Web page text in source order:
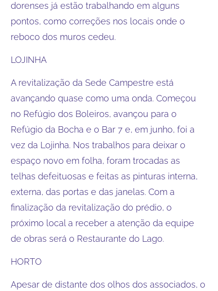
dorenses já estão trabalhando em alguns
pontos, como correções nos locais onde o
reboco dos muros cedeu.
LOJINHA
A revitalização da Sede Campestre está
avançando quase como uma onda. Começou
no Refúgio dos Boleiros, avançou para o
Refúgio da Bocha e o Bar 7 e, em junho, foi a
vez da Lojinha. Nos trabalhos para deixar o
espaço novo em folha, foram trocadas as
telhas defeituosas e feitas as pinturas interna,
externa, das portas e das janelas. Com a
finalização da revitalização do prédio, o
próximo local a receber a atenção da equipe
de obras será o Restaurante do Lago.
HORTO
Apesar de distante dos olhos dos associados, o